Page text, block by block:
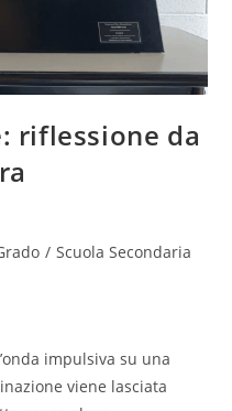
riflessione da
/ Scuola Secondaria
impulsiva su una
viene lasciata